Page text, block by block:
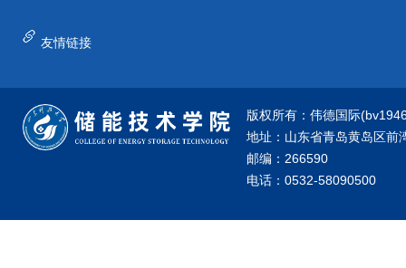
友情链接
版权所有：伟德国际
地址：山东省青岛黄岛区前
邮编：266590
电话：0532-58090500